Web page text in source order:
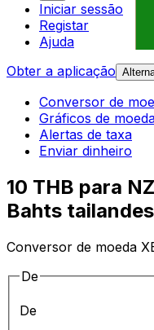
Iniciar sessão
Registar
Ajuda
Obter a aplicação
Conversor de
Gráficos de
Alertas de taxa
Enviar dinheiro
10 THB para
Bahts
Conversor de moeda
De
De